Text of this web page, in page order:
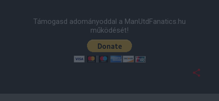
Támogasd adományoddal a ManUtdFanatics.hu
működését!